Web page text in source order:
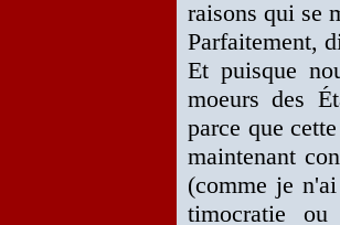
raisons qui se
Parfaitement,
Et puisque
moeurs des
parce que
maintenant
(comme je
timocratie